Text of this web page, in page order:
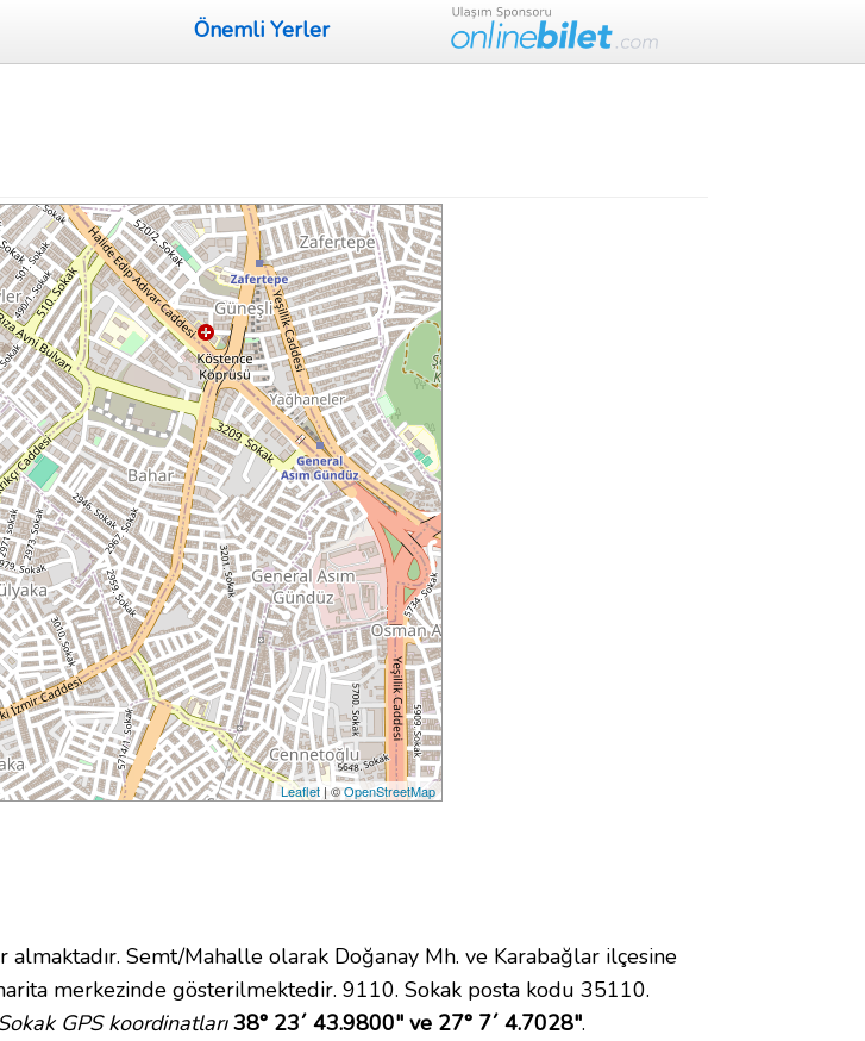
Önemli Yerler
Leaflet | ©OpenStreetMap
Semt/Mahalle olarak Doğanay Mh. ve Karabağlar ilçesine
merkezinde gösterilmektedir. 9110. Sokak posta kodu 35110.
GPS koordinatları 38° 23´ 43.9800" ve 27° 7´ 4.7028".